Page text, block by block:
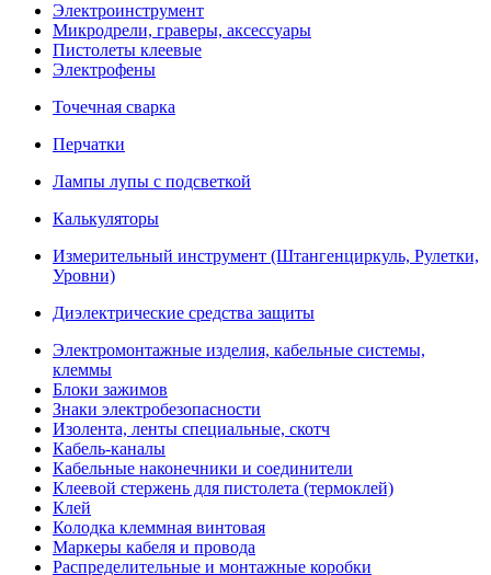
Электроинструмент
Микродрели, граверы, аксессуары
Пистолеты клеевые
Электрофены
Точечная сварка
Перчатки
Лампы лупы с подсветкой
Калькуляторы
Измерительный инструмент (Штангенциркуль, Рулетки,
Уровни)
Диэлектрические средства защиты
Электромонтажные изделия, кабельные системы,
клеммы
Блоки зажимов
Знаки электробезопасности
Изолента, ленты специальные, скотч
Кабель-каналы
Кабельные наконечники и соединители
Клеевой стержень для пистолета (термоклей)
Клей
Колодка клеммная винтовая
Маркеры кабеля и провода
Распределительные и монтажные коробки